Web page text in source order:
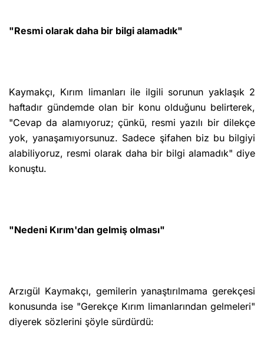
"Resmi olarak daha bir bilgi alamadık"
Kaymakçı, Kırım limanları ile ilgili sorunun yaklaşık 2
haftadır gündemde olan bir konu olduğunu belirterek,
"Cevap da alamıyoruz; çünkü, resmi yazılı bir dilekçe
yok, yanaşamıyorsunuz. Sadece şifahen biz bu bilgiyi
alabiliyoruz, resmi olarak daha bir bilgi alamadık" diye
konuştu.
"Nedeni Kırım'dan gelmiş olması"
Arzıgül Kaymakçı, gemilerin yanaştırılmama gerekçesi
konusunda ise "Gerekçe Kırım limanlarından gelmeleri"
diyerek sözlerini şöyle sürdürdü: